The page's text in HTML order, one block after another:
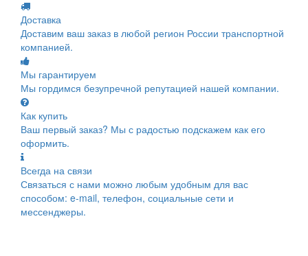
Доставка
Доставим ваш заказ в любой регион России транспортной
компанией.
Мы гарантируем
Мы гордимся безупречной репутацией нашей компании.
Как купить
Ваш первый заказ? Мы с радостью подскажем как его
оформить.
Всегда на связи
Связаться с нами можно любым удобным для вас
способом: e-mail, телефон, социальные сети и
мессенджеры.